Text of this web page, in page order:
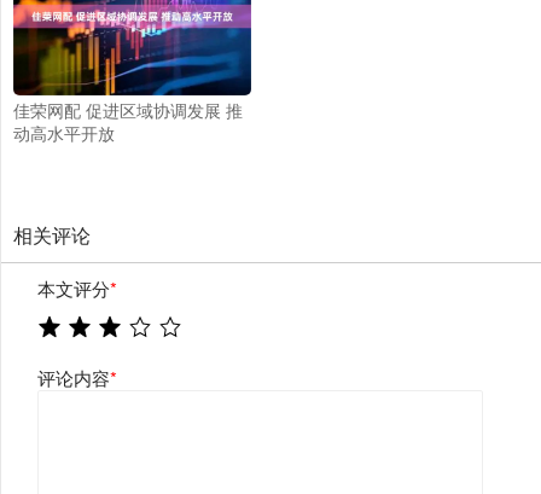
佳荣网配 促进区域协调发展 推
动高水平开放
相关评论
本文评分*
评论内容*